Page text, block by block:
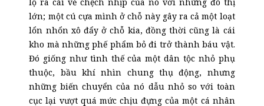
lớn; một cú cựa mình ở chỗ này gây ra cả một loạt
lổn nhổn xô đẩy ở chỗ kia, đồng thời cũng là cái
kho mà những phế phẩm bỏ đi trở thành báu vật.
Đó giống như tình thế của một dân tộc nhỏ phụ
thuộc, bầu khí nhìn chung thụ động, nhưng
những biến chuyển của nó dẫu nhỏ so với toàn
cục lại vượt quá mức chịu đựng của một cá nhân